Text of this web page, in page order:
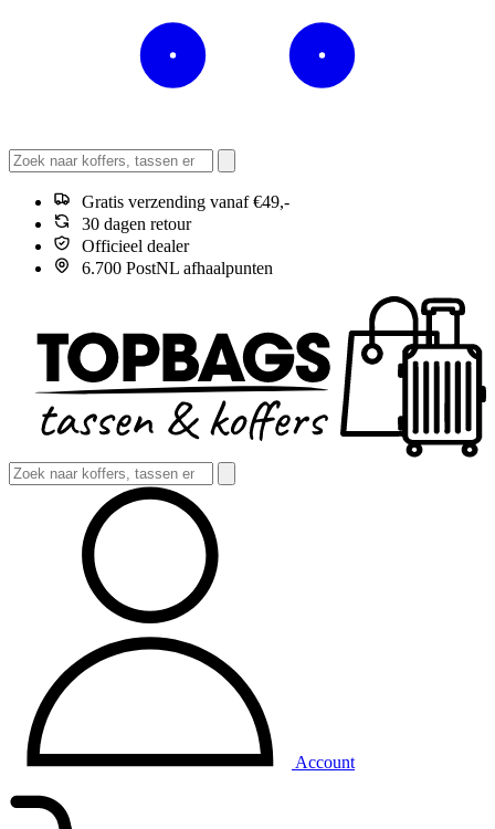
Gratis verzending vanaf €49,-
30 dagen retour
Officieel dealer
6.700 PostNL afhaalpunten
Account